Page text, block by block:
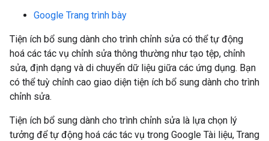
Google Trang trình bày
Tiện ích bổ sung dành cho trình chỉnh sửa có thể tự động
hoá các tác vụ chỉnh sửa thông thường như tạo tệp, chỉnh
sửa, định dạng và di chuyển dữ liệu giữa các ứng dụng. Bạn
có thể tuỳ chỉnh cao giao diện tiện ích bổ sung dành cho trình
chỉnh sửa.
Tiện ích bổ sung dành cho trình chỉnh sửa là lựa chọn lý
tưởng để tự động hoá các tác vụ trong Google Tài liệu, Trang